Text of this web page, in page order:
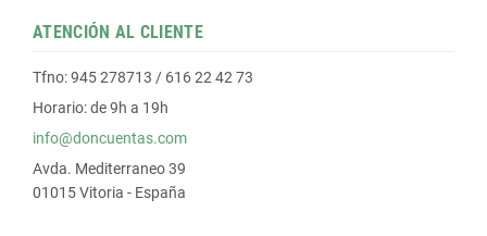
ATENCIÓN AL CLIENTE
Tfno: 945 278713 / 616 22 42 73
Horario: de 9h a 19h
info@doncuentas.com
Avda. Mediterraneo 39
01015 Vitoria - España